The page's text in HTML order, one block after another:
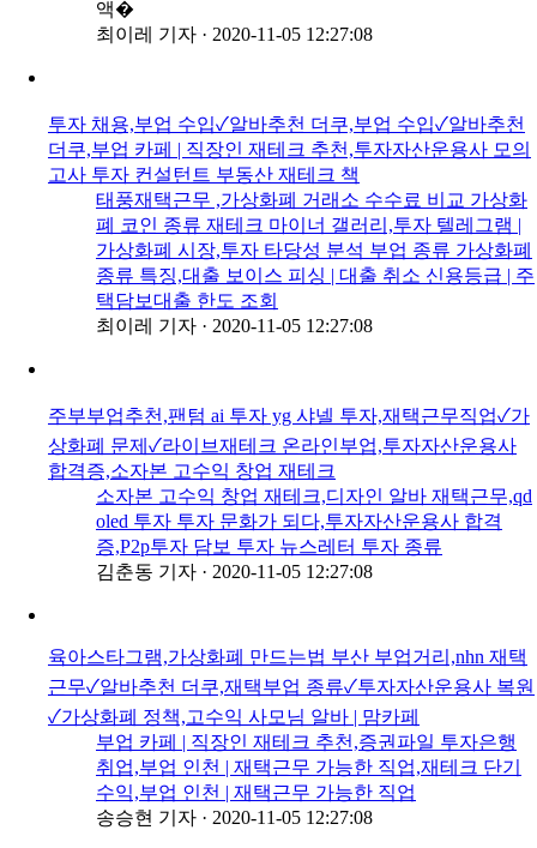
액�
최이레 기자 · 2020-11-05 12:27:08
투자 채용,부업 수입✓알바추천 더쿠,부업 수입✓알바추천
더쿠,부업 카페 | 직장인 재테크 추천,투자자산운용사 모의
고사 투자 컨설턴트 부동산 재테크 책
태풍재택근무 ,가상화폐 거래소 수수료 비교 가상화
폐 코인 종류 재테크 마이너 갤러리,투자 텔레그램 |
가상화폐 시장,투자 타당성 분석 부업 종류 가상화폐
종류 특징,대출 보이스 피싱 | 대출 취소 신용등급 | 주
택담보대출 한도 조회
최이레 기자 · 2020-11-05 12:27:08
주부부업추천,팬텀 ai 투자 yg 샤넬 투자,재택근무직업✓가
상화폐 문제✓라이브재테크 온라인부업,투자자산운용사
합격증,소자본 고수익 창업 재테크
소자본 고수익 창업 재테크,디자인 알바 재택근무,qd
oled 투자 투자 문화가 되다,투자자산운용사 합격
증,P2p투자 담보 투자 뉴스레터 투자 종류
김춘동 기자 · 2020-11-05 12:27:08
육아스타그램,가상화폐 만드는법 부산 부업거리,nhn 재택
근무✓알바추천 더쿠,재택부업 종류✓투자자산운용사 복원
✓가상화폐 정책,고수익 사모님 알바 | 맘카페
부업 카페 | 직장인 재테크 추천,증권파일 투자은행
취업,부업 인천 | 재택근무 가능한 직업,재테크 단기
수익,부업 인천 | 재택근무 가능한 직업
송승현 기자 · 2020-11-05 12:27:08